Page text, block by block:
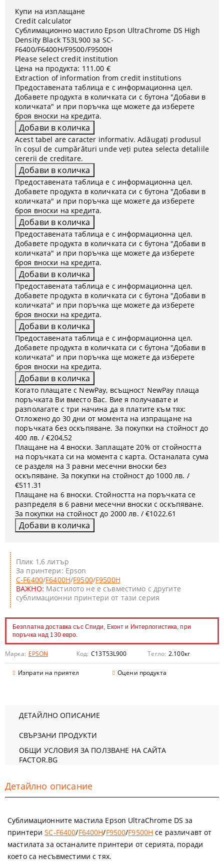
Плик 1,6 литър
За принтери: Epson
C-F6400/F6400H/F9500/F9500H
ВАЖНО: Мастилото не е съвместимо с другите
сублимационни принтери от тази серия
Безплатна доставка със Спиди, Еконт и Интерлогистика, при
поръчка над 130 евро.
Марка: EPSON Код: C13T53L900 Тегло: 2.100кг
Изпрати на приятел Оцени продукта
Купи на изплащане
Credit calculator
Сублимационно мастило Epson UltraChrome DS High
Density Black T53L900 за SC-
F6400/F6400H/F9500/F9500H
Please select credit institution
Цена на продукта: 111.00 €
Extraction of information from credit institutions
Предоставената таблица е с информационна цел.
Добавете продукта в количката си с бутона "Добави в
количката" и при поръчка ще можете да изберете
броя вноски на кредита.
Acest tabel are caracter informativ. Adăugați produsul
în coșul de cumpărături unde veți putea selecta detaliile
cererii de creditare.
Предоставената таблица е с информационна цел.
Добавете продукта в количката си с бутона "Добави в
количката" и при поръчка ще можете да изберете
броя вноски на кредита.
Предоставената таблица е с информационна цел.
Добавете продукта в количката си с бутона "Добави в
количката" и при поръчка ще можете да изберете
броя вноски на кредита.
Предоставената таблица е с информационна цел.
Добавете продукта в количката си с бутона "Добави в
количката" и при поръчка ще можете да изберете
броя вноски на кредита.
Предоставената таблица е с информационна цел.
Добавете продукта в количката си с бутона "Добави в
количката" и при поръчка ще можете да изберете
броя вноски на кредита.
Когато плащате с NewPay, всъщност NewPay плаща
поръчката Ви вместо Вас. Вие я получавате и
разполагате с три начина да я платите към тях:
Отложено до 30 дни от момента на изпращане на
поръчката без оскъпяване. За покупки на стойност до
400 лв. / €204,52
Плащане на 4 вноски. Заплащате 20% от стойността
на поръчката си на момента с карта. Останалата сума
се разделя на 3 равни месечни вноски без
оскъпяване. За покупки на стойност до 1000 лв. /
€511.31
Плащане на 6 вноски. Стойността на поръчката се
разпределя в 6 равни месечни вноски с оскъпяване.
За покупки на стойност до 2000 лв. / €1022.61
ДЕТАЙЛНО ОПИСАНИЕ
СВЪРЗАНИ ПРОДУКТИ
ОБЩИ УСЛОВИЯ ЗА ПОЛЗВАНЕ НА САЙТА
FACTOR.BG
Детайлно описание
Сублимационните мастила Epson UltraChrome DS за
принтериSC-F6400/F6400H/F9500/F9500H се различавт от
мастилата за останалите принтери от серията, поради
което са несъвместими с тях.